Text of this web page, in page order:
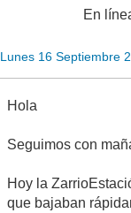
En
Lunes 16 Septiembre
Hola
Seguimos con
Hoy la
que bajaban